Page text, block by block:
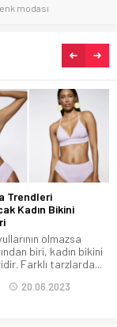
modası
Trendleri
Kadın Bikini
olmazsa
biri, kadın bikini
Farklı tarzlarda...
20.06.2023